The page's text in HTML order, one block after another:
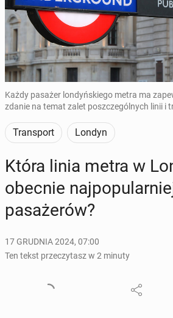
Każdy pasażer londyńskiego metra ma
zdanie na temat zalet poszczególnych linii i
Transport Londyn
Która linia metra w
obecnie
pa­sa­że­rów?
17 GRUDNIA 2024, 07:00
Ten tekst przeczytasz w 2 minuty